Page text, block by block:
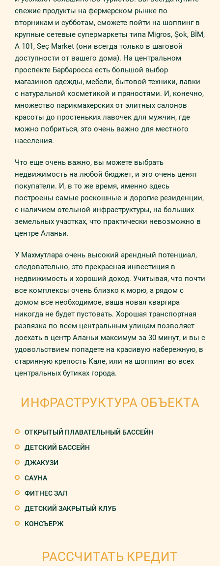
свежие продукты на фермерском рынке по
вторникам и субботам, сможете пойти на шоппинг в
крупные сетевые супермаркеты типа Migros, Şok, BİM,
A 101, Seç Market (они всегда только в шаговой
доступности от вашего дома). На центральном
проспекте Барбаросса есть большой выбор
магазинов одежды, мебели, бытовой техники, лавки
с натуральной косметикой и пряностями. И, конечно,
множество парикмахерских от элитных салонов
красоты до простеньких лавочек для мужчин, где
можно побриться, это очень важно для местного
населения.
Что еще очень важно, вы можете выбрать
недвижимость на любой бюджет, и это очень ценят
покупатели. И, в то же время, именно здесь
построены самые роскошные и дорогие резиденции,
с наличием отельной инфраструктуры, на больших
земельных участках, что практически невозможно в
центре Аланьи.
У Махмутлара очень высокий арендный потенциал,
следовательно, это прекрасная инвестиция в
недвижимость и хороший доход. Учитывая, что почти
все комплексы очень близко к морю, а рядом с
домом все необходимое, ваша новая квартира
никогда не будет пустовать. Хорошая транспортная
развязка по всем центральным улицам позволяет
доехать в центр Аланьи максимум за 30 минут, и вы с
удовольствием попадете на красивую набережную, в
старинную крепость Кале, или на шоппинг во всех
центральных бутиках города.
ИНФРАСТРУКТУРА ОБЪЕКТА
ОТКРЫТЫЙ ПЛАВАТЕЛЬНЫЙ БАССЕЙН
ДЕТСКИЙ БАССЕЙН
ДЖАКУЗИ
САУНА
ФИТНЕС ЗАЛ
ДЕТСКИЙ ЗАКРЫТЫЙ КЛУБ
КОНСЪЕРЖ
РАССЧИТАТЬ КРЕДИТ